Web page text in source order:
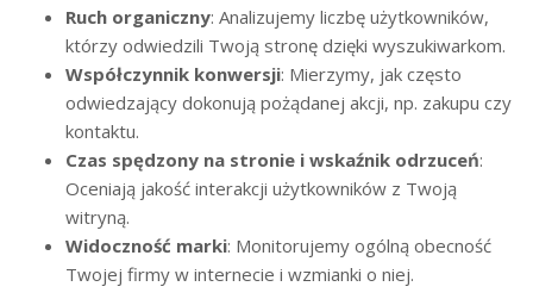
Ruch organiczny: Analizujemy liczbę użytkowników,
którzy odwiedzili Twoją stronę dzięki wyszukiwarkom.
Współczynnik konwersji: Mierzymy, jak często
odwiedzający dokonują pożądanej akcji, np. zakupu czy
kontaktu.
Czas spędzony na stronie i wskaźnik odrzuceń:
Oceniają jakość interakcji użytkowników z Twoją
witryną.
Widoczność marki: Monitorujemy ogólną obecność
Twojej firmy w internecie i wzmianki o niej.